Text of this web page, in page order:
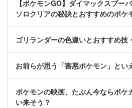
【ポケモンGO】ダイマックスブー
ソロクリアの秘訣とおすすめのポケ
ゴリランダーの色違いとおすすめ技
お前らが思う「害悪ポケモン」とい
ポケモンの映画、たぶん今ならポケ
い来そう？